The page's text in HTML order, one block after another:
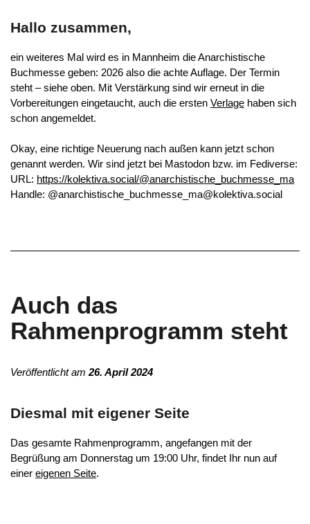
Hallo zusammen,
ein weiteres Mal wird es in Mannheim die Anarchistische
Buchmesse geben: 2026 also die achte Auflage. Der Termin
steht – siehe oben. Mit Verstärkung sind wir erneut in die
Vorbereitungen eingetaucht, auch die ersten Verlage haben sich
schon angemeldet.
Okay, eine richtige Neuerung nach außen kann jetzt schon
genannt werden. Wir sind jetzt bei Mastodon bzw. im Fediverse:
URL: https://kolektiva.social/@anarchistische_buchmesse_ma
Handle: @anarchistische_buchmesse_ma@kolektiva.social
Auch das
Rahmenprogramm steht
Veröffentlicht am 26. April 2024
Diesmal mit eigener Seite
Das gesamte Rahmenprogramm, angefangen mit der
Begrüßung am Donnerstag um 19:00 Uhr, findet Ihr nun auf
einer eigenen Seite.